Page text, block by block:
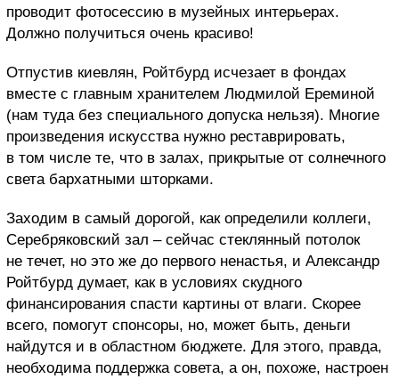
проводит фотосессию в музейных интерьерах.
Должно получиться очень красиво!
Отпустив киевлян, Ройтбурд исчезает в фондах
вместе с главным хранителем Людмилой Ереминой
(нам туда без специального допуска нельзя). Многие
произведения искусства нужно реставрировать,
в том числе те, что в залах, прикрытые от солнечного
света бархатными шторками.
Заходим в самый дорогой, как определили коллеги,
Серебряковский зал – сейчас стеклянный потолок
не течет, но это же до первого ненастья, и Александр
Ройтбурд думает, как в условиях скудного
финансирования спасти картины от влаги. Скорее
всего, помогут спонсоры, но, может быть, деньги
найдутся и в областном бюджете. Для этого, правда,
необходима поддержка совета, а он, похоже, настроен